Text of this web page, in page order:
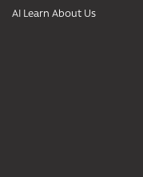
AI Learn About Us